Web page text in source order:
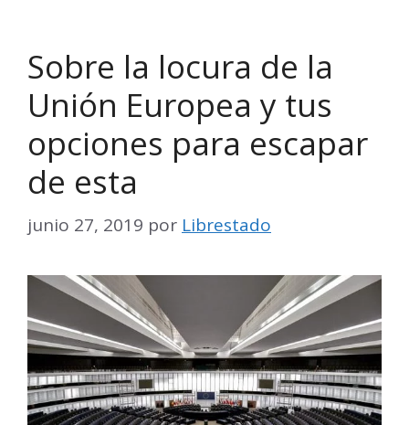
Sobre la locura de la
Unión Europea y tus
opciones para escapar
de esta
junio 27, 2019 por Librestado